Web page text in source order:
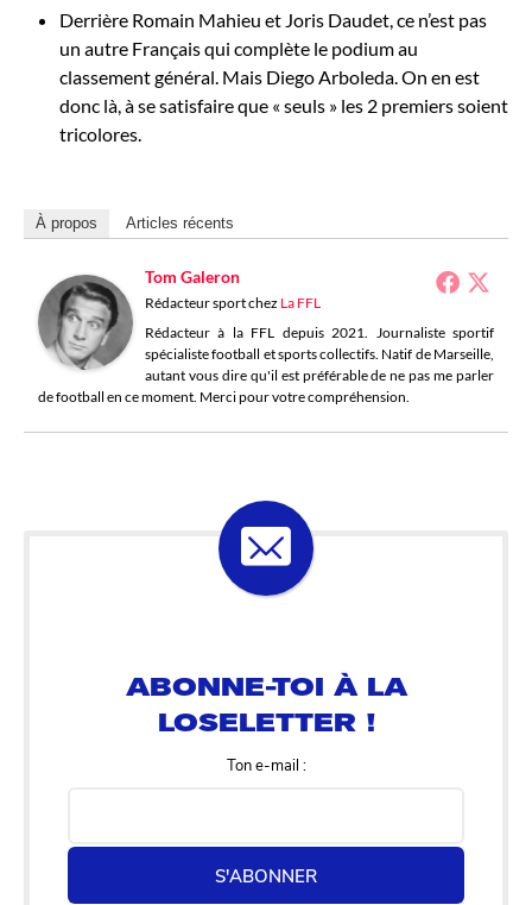
Derrière Romain Mahieu et Joris Daudet, ce n’est pas
un autre Français qui complète le podium au
classement général. Mais Diego Arboleda. On en est
donc là, à se satisfaire que « seuls » les 2 premiers soient
tricolores.
À propos Articles récents
Tom Galeron
Rédacteur sportchez La FFL
Rédacteur à la FFL depuis 2021. Journaliste sportif
spécialiste football et sports collectifs. Natif de Marseille,
autant vous dire qu'il est préférable de ne pas me parler
de football en ce moment. Merci pour votre compréhension.
Ton e-mail :
S'ABONNER